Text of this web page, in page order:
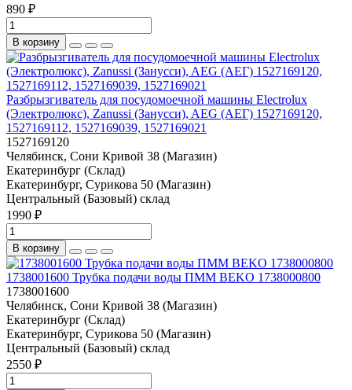
890 ₽
В корзину
Разбрызгиватель для посудомоечной машины Electrolux
(Электролюкс), Zanussi (Занусси), AEG (АЕГ) 1527169120,
1527169112, 1527169039, 1527169021
1527169120
Челябинск, Сони Кривой 38 (Магазин)
Екатеринбург (Склад)
Екатеринбург, Сурикова 50 (Магазин)
Центральный (Базовый) склад
1990 ₽
В корзину
1738001600 Трубка подачи воды ПММ BEKO 1738000800
1738001600
Челябинск, Сони Кривой 38 (Магазин)
Екатеринбург (Склад)
Екатеринбург, Сурикова 50 (Магазин)
Центральный (Базовый) склад
2550 ₽